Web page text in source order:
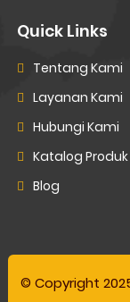
Quick Links
Tentang Kami
Layanan Kami
Hubungi Kami
Katalog Produk
Blog
© Copyright